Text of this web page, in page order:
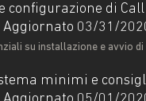
configurazione di
Aggiornato 03/31/
su installazione e avvio
minimi e